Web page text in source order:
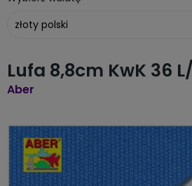
Lufa 8,8cm KwK 36
Aber